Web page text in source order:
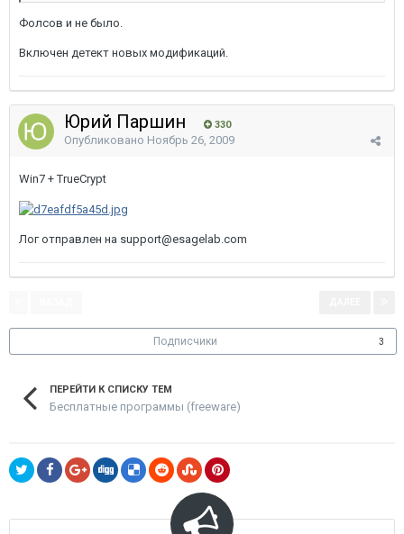
Фолсов и не было.
Включен детект новых модификаций.
Юрий Паршин 330
Опубликовано Ноябрь 26, 2009
Win7 + TrueCrypt
Лог отправлен на support@esagelab.com
Подписчики 3
ПЕРЕЙТИ К СПИСКУ ТЕМ
Бесплатные программы (freeware)